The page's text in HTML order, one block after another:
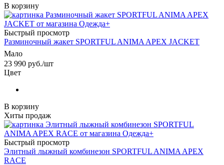
В корзину
Быстрый просмотр
Разминочный жакет SPORTFUL ANIMA APEX JACKET
Мало
23 990 руб./шт
Цвет
В корзину
Хиты продаж
Быстрый просмотр
Элитный лыжный комбинезон SPORTFUL ANIMA APEX
RACE